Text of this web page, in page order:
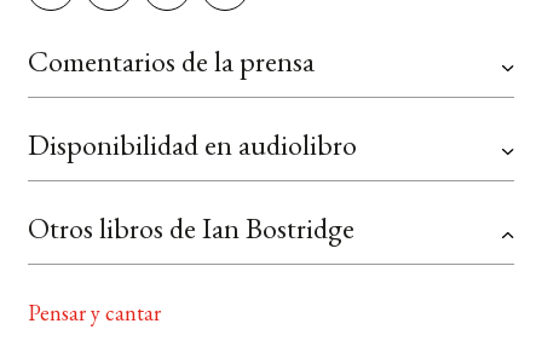
Comentarios de la prensa
Disponibilidad en audiolibro
Otros libros de Ian Bostridge
Pensar y cantar